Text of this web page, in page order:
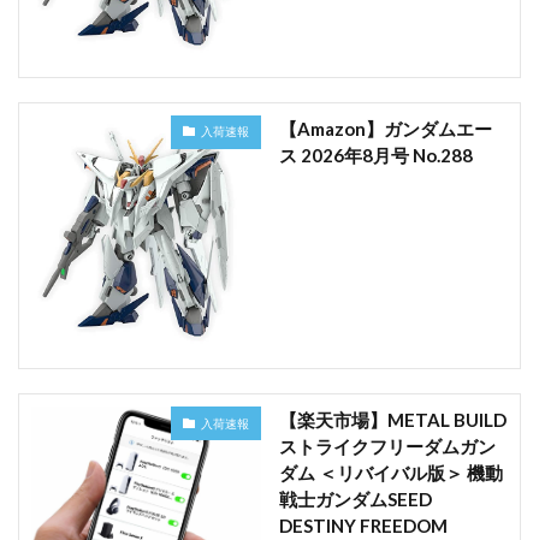
入荷速報
【Amazon】ガンダムエー
ス 2026年8月号 No.288
入荷速報
【楽天市場】METAL BUILD
ストライクフリーダムガン
ダム ＜リバイバル版＞ 機動
戦士ガンダムSEED
DESTINY FREEDOM